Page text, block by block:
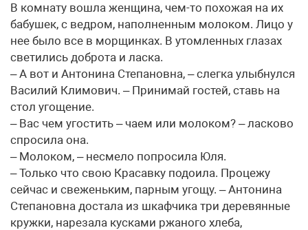
В комнату вошла женщина, чем-то похожая на их
бабушек, с ведром, наполненным молоком. Лицо у
нее было все в морщинках. В утомленных глазах
светились доброта и ласка.
– А вот и Антонина Степановна, – слегка улыбнулся
Василий Климович. – Принимай гостей, ставь на
стол угощение.
– Вас чем угостить – чаем или молоком? – ласково
спросила она.
– Молоком, – несмело попросила Юля.
– Только что свою Красавку подоила. Процежу
сейчас и свеженьким, парным угощу. – Антонина
Степановна достала из шкафчика три деревянные
кружки, нарезала кусками ржаного хлеба,